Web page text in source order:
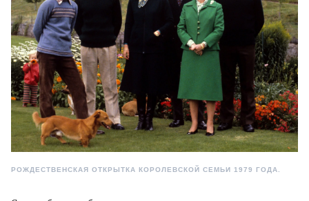
РОЖДЕСТВЕНСКАЯ ОТКРЫТКА КОРОЛЕВСКОЙ СЕМЬИ 1979 ГОДА.